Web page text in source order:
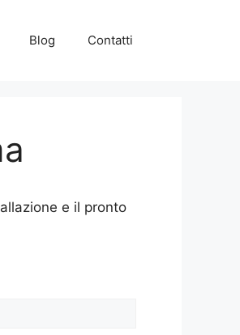
Blog Contatti
e il pronto